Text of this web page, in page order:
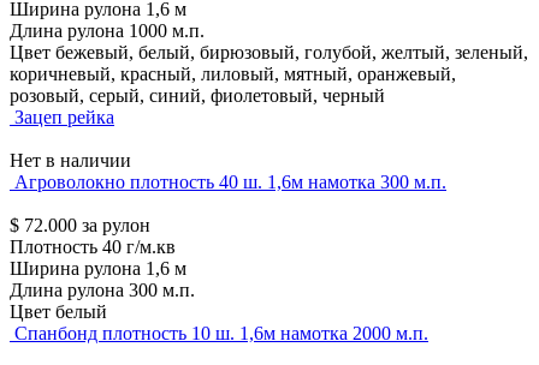
Ширина рулона 1,6 м
Длина рулона 1000 м.п.
Цвет бежевый, белый, бирюзовый, голубой, желтый, зеленый,
коричневый, красный, лиловый, мятный, оранжевый,
розовый, серый, синий, фиолетовый, черный
Зацеп рейка
Нет в наличии
Агроволокно плотность 40 ш. 1,6м намотка 300 м.п.
$ 72.000 за рулон
Плотность 40 г/м.кв
Ширина рулона 1,6 м
Длина рулона 300 м.п.
Цвет белый
Спанбонд плотность 10 ш. 1,6м намотка 2000 м.п.